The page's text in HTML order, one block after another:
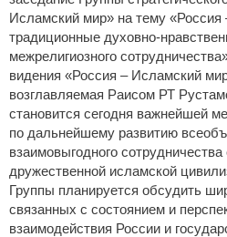
Исламский мир» на тему
традиционные духовно-
межрелигиозного
видения «Россия – Исламский
возглавляемая Раисом РТ
становится сегодня важнейшей
по дальнейшему развитию
взаимовыгодного
дружественной исламской
Группы планируется обсудить
связанных с состоянием и
взаимодействия России и